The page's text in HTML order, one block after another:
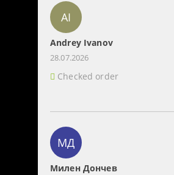
AI
Andrey Ivanov
28.07.2026
Checked order
МД
Милен Дончев